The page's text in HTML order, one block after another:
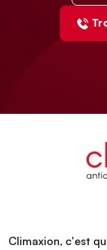
Climaxion, c'est